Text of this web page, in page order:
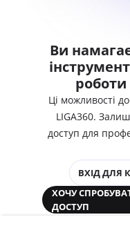
Ви
Ці можливості
LIGA360.
доступ для
ВХІД ДЛЯ
ХОЧУ
ДОСТУП